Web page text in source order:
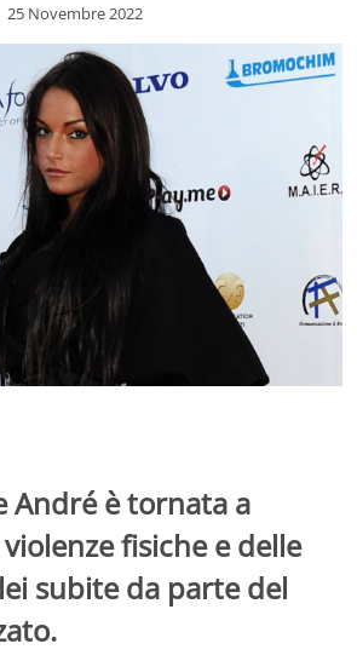
25 Novembre 2022
André è tornata a
fisiche e delle
subite da parte del